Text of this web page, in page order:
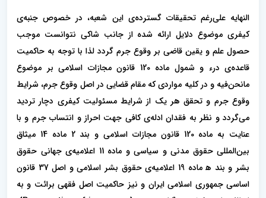
النهایه علی‌رغم تحقیقات گسترده‌ی این شعبه، در خصوص جنبه‌ی
کیفری موضوع دلایل ارائه شده از جانب شاکی نتوانست موجب
حصول علم و یقین قاضی بر وقوع جرم گردد لذا با توجه به حاکمیت
قاعده‌ی درء و شمول ماده 120 قانون مجازات اسلامی بر موضوع
مانحن‌فیه و در کلیه مواردی که مقام قضایی در اصل وقوع جرم، شرایط
وقوع جرم و تحقق هر یک از شرایط مسئولیت کیفری دچار تردید
می‌گردد و نظر به فقدان ادله‌ی کافی جهت احراز و انتساب جرم و با
عنایت به ماده 120 قانون مجازات اسلامی و بند 2 ماده 14 میثاق
بین‌المللی حقوق مدنی و سیاسی و ماده 11 اعلامیه‌ی جهانی حقوق
بشر و بند ه‍ ماده 19 اعلامیه‌ی حقوق بشر اسلامی و اصل 37 قانون
اساسی جمهوری اسلامی ایران و نیز حاکمیت اصل فقهی برائت و به